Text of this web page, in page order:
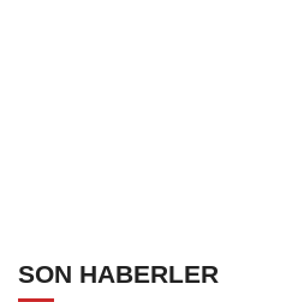
SON HABERLER